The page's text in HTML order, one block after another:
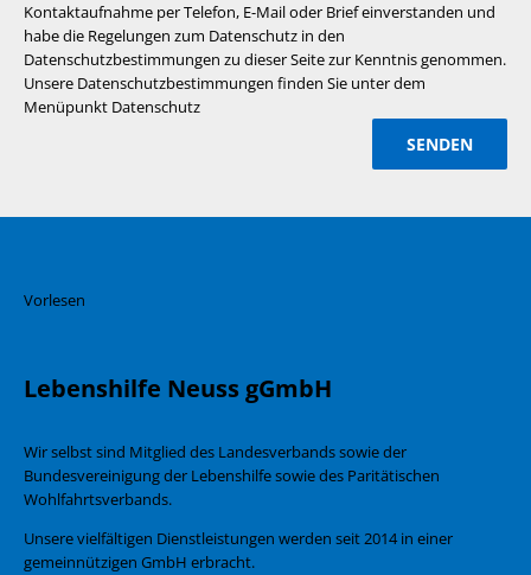
Kontaktaufnahme per Telefon, E-Mail oder Brief einverstanden und
habe die Regelungen zum Datenschutz in den
Datenschutzbestimmungen zu dieser Seite zur Kenntnis genommen.
Unsere Datenschutzbestimmungen finden Sie unter dem
Menüpunkt Datenschutz
Vorlesen
Lebenshilfe Neuss gGmbH
Wir selbst sind Mitglied des Landesverbands sowie der
Bundesvereinigung der Lebenshilfe sowie des Paritätischen
Wohlfahrtsverbands.
Unsere vielfältigen Dienstleistungen werden seit 2014 in einer
gemeinnützigen GmbH erbracht.